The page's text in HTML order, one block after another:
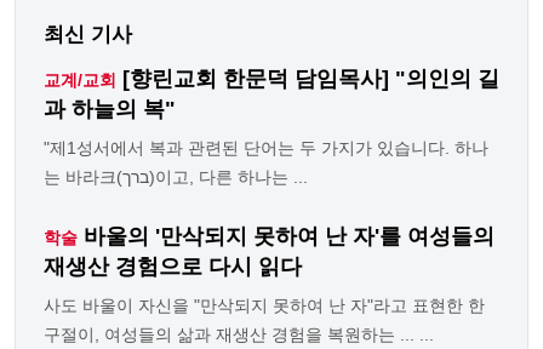
최신 기사
교계/교회 [향린교회 한문덕 담임목사] "의인의 길
과 하늘의 복"
"제1성서에서 복과 관련된 단어는 두 가지가 있습니다. 하나
는 바라크(ברך)이고, 다른 하나는 ...
학술 바울의 '만삭되지 못하여 난 자'를 여성들의
재생산 경험으로 다시 읽다
사도 바울이 자신을 "만삭되지 못하여 난 자"라고 표현한 한
구절이, 여성들의 삶과 재생산 경험을 복원하는 ... ...